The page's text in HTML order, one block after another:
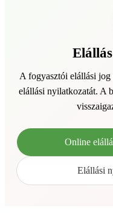
A fogyasztói elállási
elállási nyilatkozatát. A
Online
Elállási